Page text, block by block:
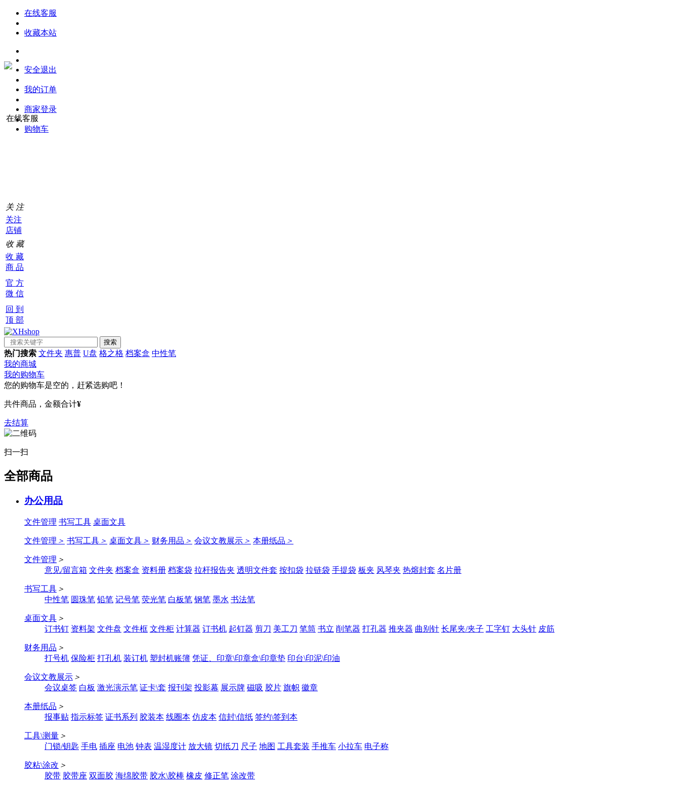
在线客服
收藏本站
安全退出
我的订单
商家登录
购物车
在线客服
关 注
关注
店铺
收 藏
收 藏
商 品
官 方
微 信
回 到
顶 部
热门搜索 文件夹 惠普 U盘 格之格 档案盒 中性笔
我的商城
我的购物车
您的购物车是空的，赶紧选购吧！
共件商品，金额合计¥
去结算
扫一扫
全部商品
办公用品
文件管理 书写工具 桌面文具
文件管理 ＞ 书写工具 ＞ 桌面文具 ＞ 财务用品 ＞ 会议文教展示 ＞ 本册纸品 ＞
文件管理 ＞
意见/留言箱 文件夹 档案盒 资料册 档案袋 拉杆报告夹 透明文件套 按扣袋 拉链袋 手提袋 板夹 风琴夹 热熔封套 名片册
书写工具 ＞
中性笔 圆珠笔 铅笔 记号笔 荧光笔 白板笔 钢笔 墨水 书法笔
桌面文具 ＞
订书钉 资料架 文件盘 文件框 文件柜 计算器 订书机 起钉器 剪刀 美工刀 笔筒 书立 削笔器 打孔器 推夹器 曲别针 长尾夹/夹子 工字钉 大头针 皮筋
财务用品 ＞
打号机 保险柜 打孔机 装订机 塑封机账簿 凭证、印章\印章盒\印章垫 印台\印泥\印油
会议文教展示 ＞
会议桌签 白板 激光演示笔 证卡\套 报刊架 投影幕 展示牌 磁吸 胶片 旗帜 徽章
本册纸品 ＞
报事贴 指示标签 证书系列 胶装本 线圈本 仿皮本 信封\信纸 签约\签到本
工具\测量 ＞
门锁/钥匙 手电 插座 电池 钟表 温湿度计 放大镜 切纸刀 尺子 地图 工具套装 手推车 小拉车 电子称
胶粘\涂改 ＞
胶带 胶带座 双面胶 海绵胶带 胶水\胶棒 橡皮 修正笔 涂改带